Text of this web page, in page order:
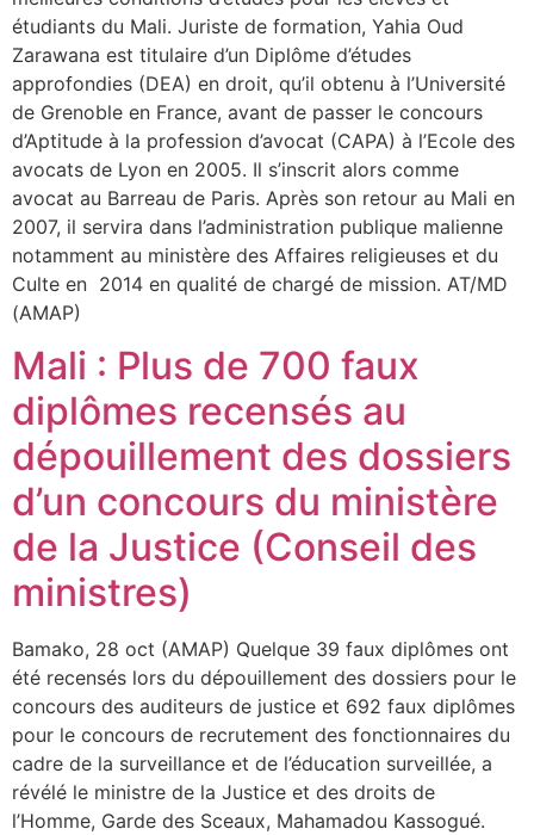
étudiants du Mali. Juriste de formation, Yahia Oud
Zarawana est titulaire d’un Diplôme d’études
approfondies (DEA) en droit, qu’il obtenu à l’Université
de Grenoble en France, avant de passer le concours
d’Aptitude à la profession d’avocat (CAPA) à l’Ecole des
avocats de Lyon en 2005. Il s’inscrit alors comme
avocat au Barreau de Paris. Après son retour au Mali en
2007, il servira dans l’administration publique malienne
notamment au ministère des Affaires religieuses et du
Culte en 2014 en qualité de chargé de mission. AT/MD
(AMAP)
Mali : Plus de 700 faux
diplômes recensés au
dépouillement des dossiers
d’un concours du ministère
de la Justice (Conseil des
ministres)
Bamako, 28 oct (AMAP) Quelque 39 faux diplômes ont
été recensés lors du dépouillement des dossiers pour le
concours des auditeurs de justice et 692 faux diplômes
pour le concours de recrutement des fonctionnaires du
cadre de la surveillance et de l’éducation surveillée, a
révélé le ministre de la Justice et des droits de
l’Homme, Garde des Sceaux, Mahamadou Kassogué.